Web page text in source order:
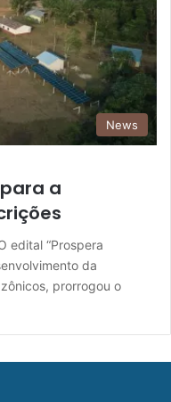
News
a
edital “Prospera
da
prorrogou o